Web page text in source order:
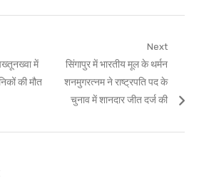
में
की मौत
Next
Next
post:
सिंगापुर में भारतीय मूल के थर्मन
शनमुगरत्नम ने राष्ट्रपति पद के
चुनाव में शानदार जीत दर्ज की